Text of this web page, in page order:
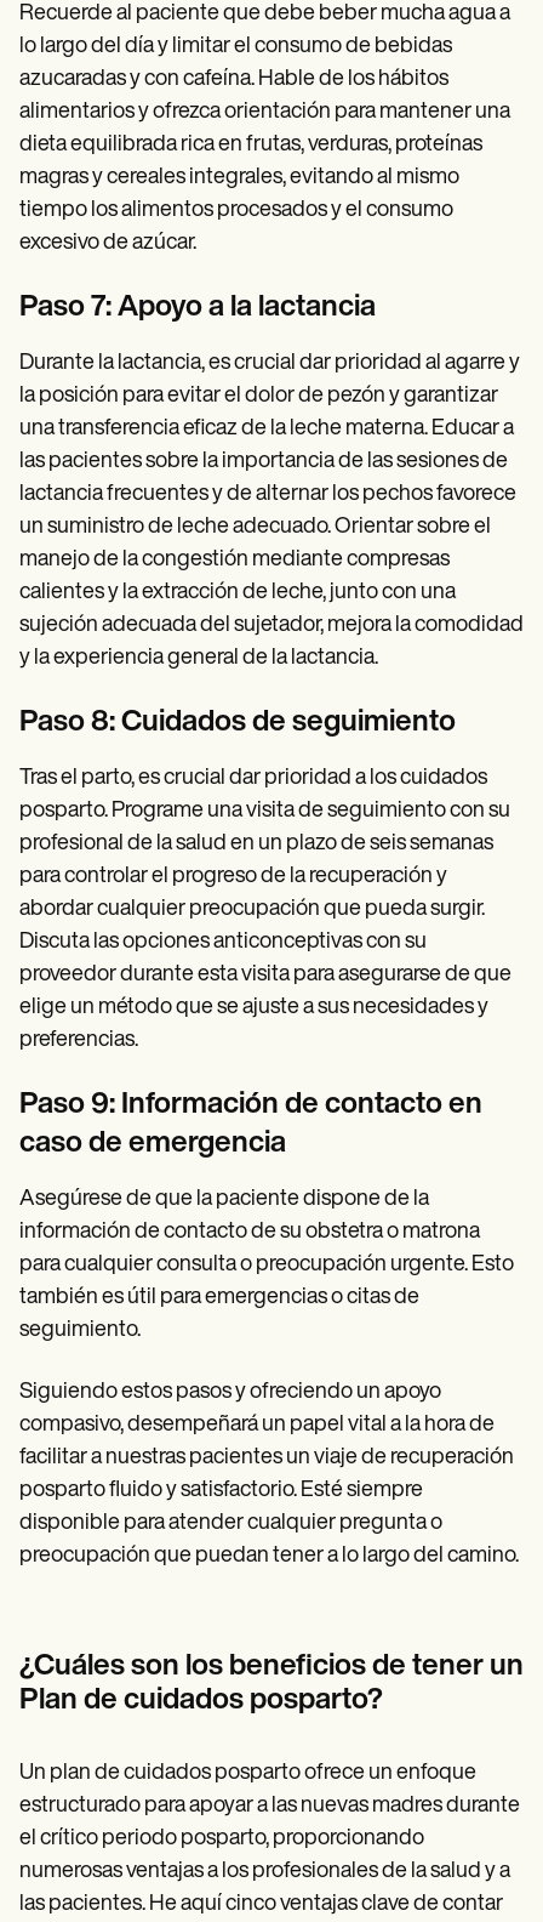
Recuerde al paciente que debe beber mucha agua a
lo largo del día y limitar el consumo de bebidas
azucaradas y con cafeína. Hable de los hábitos
alimentarios y ofrezca orientación para mantener una
dieta equilibrada rica en frutas, verduras, proteínas
magras y cereales integrales, evitando al mismo
tiempo los alimentos procesados y el consumo
excesivo de azúcar.
Paso 7: Apoyo a la lactancia
Durante la lactancia, es crucial dar prioridad al agarre y
la posición para evitar el dolor de pezón y garantizar
una transferencia eficaz de la leche materna. Educar a
las pacientes sobre la importancia de las sesiones de
lactancia frecuentes y de alternar los pechos favorece
un suministro de leche adecuado. Orientar sobre el
manejo de la congestión mediante compresas
calientes y la extracción de leche, junto con una
sujeción adecuada del sujetador, mejora la comodidad
y la experiencia general de la lactancia.
Paso 8: Cuidados de seguimiento
Tras el parto, es crucial dar prioridad a los cuidados
posparto. Programe una visita de seguimiento con su
profesional de la salud en un plazo de seis semanas
para controlar el progreso de la recuperación y
abordar cualquier preocupación que pueda surgir.
Discuta las opciones anticonceptivas con su
proveedor durante esta visita para asegurarse de que
elige un método que se ajuste a sus necesidades y
preferencias.
Paso 9: Información de contacto en
caso de emergencia
Asegúrese de que la paciente dispone de la
información de contacto de su obstetra o matrona
para cualquier consulta o preocupación urgente. Esto
también es útil para emergencias o citas de
seguimiento.
Siguiendo estos pasos y ofreciendo un apoyo
compasivo, desempeñará un papel vital a la hora de
facilitar a nuestras pacientes un viaje de recuperación
posparto fluido y satisfactorio. Esté siempre
disponible para atender cualquier pregunta o
preocupación que puedan tener a lo largo del camino.
¿Cuáles son los beneficios de tener un
Plan de cuidados posparto?
Un plan de cuidados posparto ofrece un enfoque
estructurado para apoyar a las nuevas madres durante
el crítico periodo posparto, proporcionando
numerosas ventajas a los profesionales de la salud y a
las pacientes. He aquí cinco ventajas clave de contar